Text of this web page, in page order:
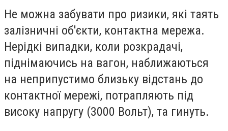
Не можна забувати про ризики, які таять
залізничні об'єкти, контактна мережа.
Нерідкі випадки, коли розкрадачі,
піднімаючись на вагон, наближаються
на неприпустимо близьку відстань до
контактної мережі, потрапляють під
високу напругу (3000 Вольт), та гинуть.